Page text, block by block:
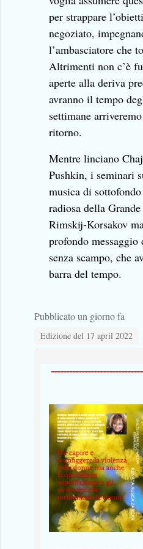
per strappare
negoziato,
l’ambasciatore che
Altrimenti non c’è
aperte alla deriva
avranno il tempo
settimane
ritorno.
Mentre linciano
Pushkin, i seminari
musica di
radiosa della
Rimskij-Korsakov
profondo messaggio
senza scampo, che
barra del tempo.
Pubblicato un giorno fa
Edizione del 17 april 2022